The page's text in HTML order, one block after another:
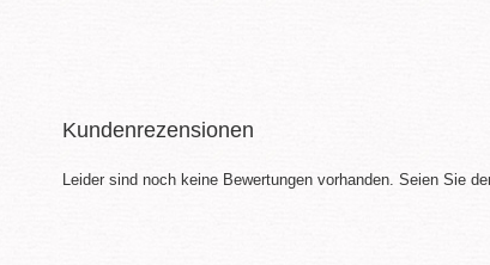
Kundenrezensionen
Leider sind noch keine Bewertungen vorhanden. Seien Sie